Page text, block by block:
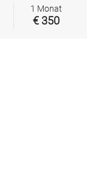
1 Monat
€ 350